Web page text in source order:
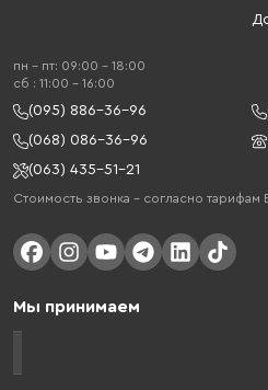
пн - пт: 09:00 - 18:00
cб : 11:00 - 16:00
(095) 886-36-96
(068) 086-36-96
(063) 435-51-21
Стоимость звонка – согласно тарифам
Мы принимаем